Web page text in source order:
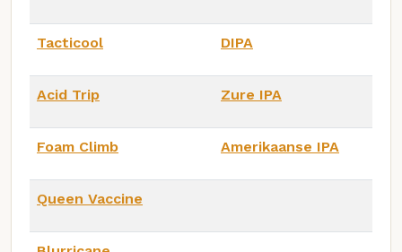
Tacticool DIPA
Acid Trip Zure IPA
Foam Climb Amerikaanse IPA
Queen Vaccine